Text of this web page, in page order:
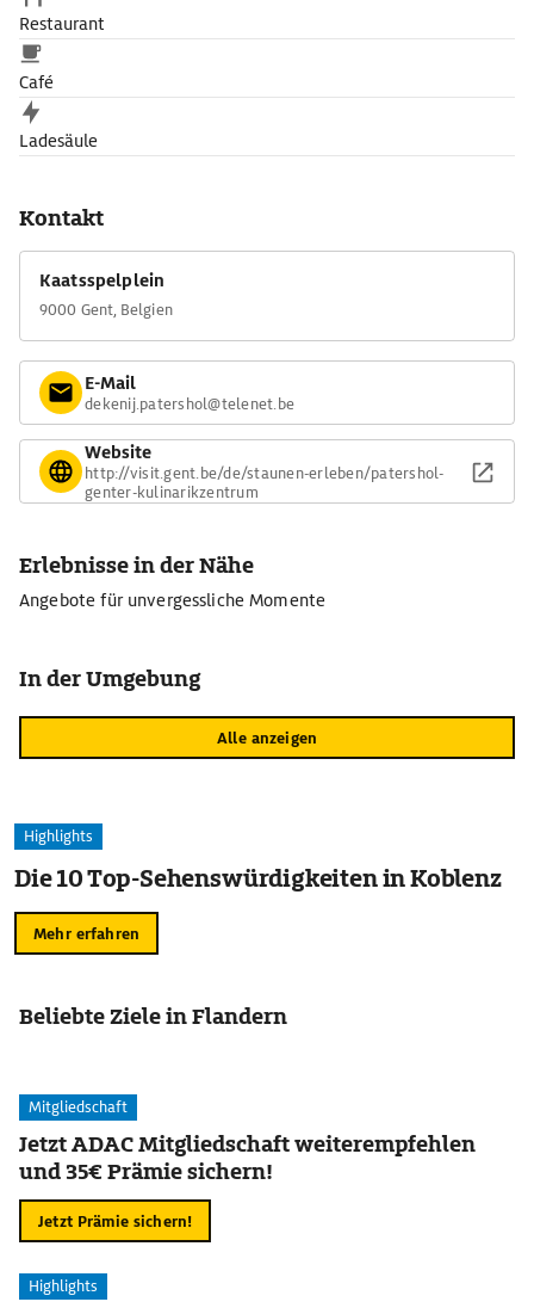
Restaurant
Café
Ladesäule
Kontakt
Kaatsspelplein
9000 Gent, Belgien
E-Mail
dekenij.patershol@telenet.be
Website
http://visit.gent.be/de/staunen-erleben/patershol-
genter-kulinarikzentrum
Erlebnisse in der Nähe
Angebote für unvergessliche Momente
In der Umgebung
Alle anzeigen
Highlights
Die 10 Top-Sehenswürdigkeiten in Koblenz
Mehr erfahren
Beliebte Ziele in Flandern
Mitgliedschaft
Jetzt ADAC Mitgliedschaft weiterempfehlen
und 35€ Prämie sichern!
Jetzt Prämie sichern!
Highlights